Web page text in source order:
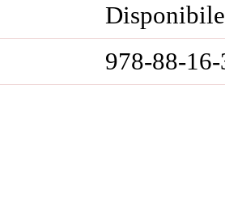
Disponibile
978-88-